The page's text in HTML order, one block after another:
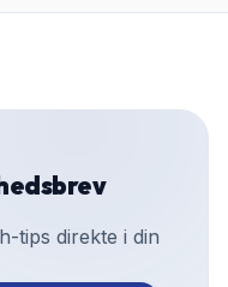
tips direkte i din